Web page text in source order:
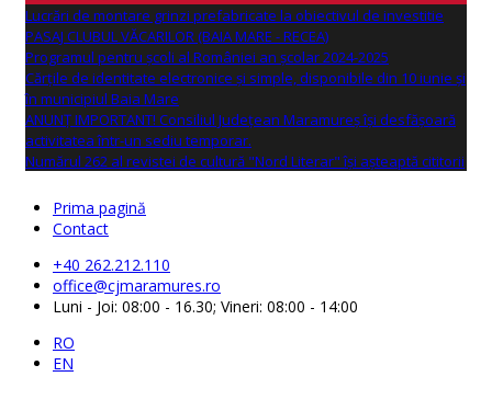
Lucrări de montare grinzi prefabricate la obiectivul de investitie
PASAJ CLUBUL VĂCARILOR (BAIA MARE - RECEA)
Programul pentru școli al României an școlar 2024-2025
Cărțile de identitate electronice și simple, disponibile din 10 iunie și
în municipiul Baia Mare
ANUNŢ IMPORTANT! Consiliul Județean Maramureș își desfășoară
activitatea într-un sediu temporar.
Numărul 262 al revistei de cultură "Nord Literar" își așteaptă cititorii
Prima pagină
Contact
+40 262.212.110
office@cjmaramures.ro
Luni - Joi: 08:00 - 16.30; Vineri: 08:00 - 14:00
RO
EN